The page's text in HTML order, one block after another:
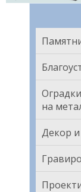
на
Декор и